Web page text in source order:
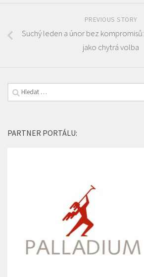
PREVIOUS STORY
Suchý leden a únor bez
jako chytrá volba
Vyhledávání
PARTNER PORTÁLU: